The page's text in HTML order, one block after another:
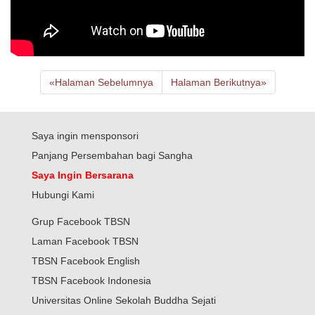
«Halaman Sebelumnya Halaman Berikutnya»
Saya ingin mensponsori
Panjang Persembahan bagi Sangha
Saya Ingin Bersarana
Hubungi Kami
Grup Facebook TBSN
Laman Facebook TBSN
TBSN Facebook English
TBSN Facebook Indonesia
Universitas Online Sekolah Buddha Sejati